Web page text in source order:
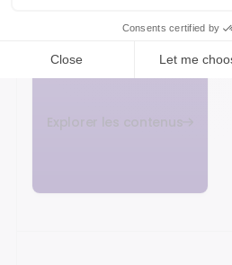
Explorer les contenus